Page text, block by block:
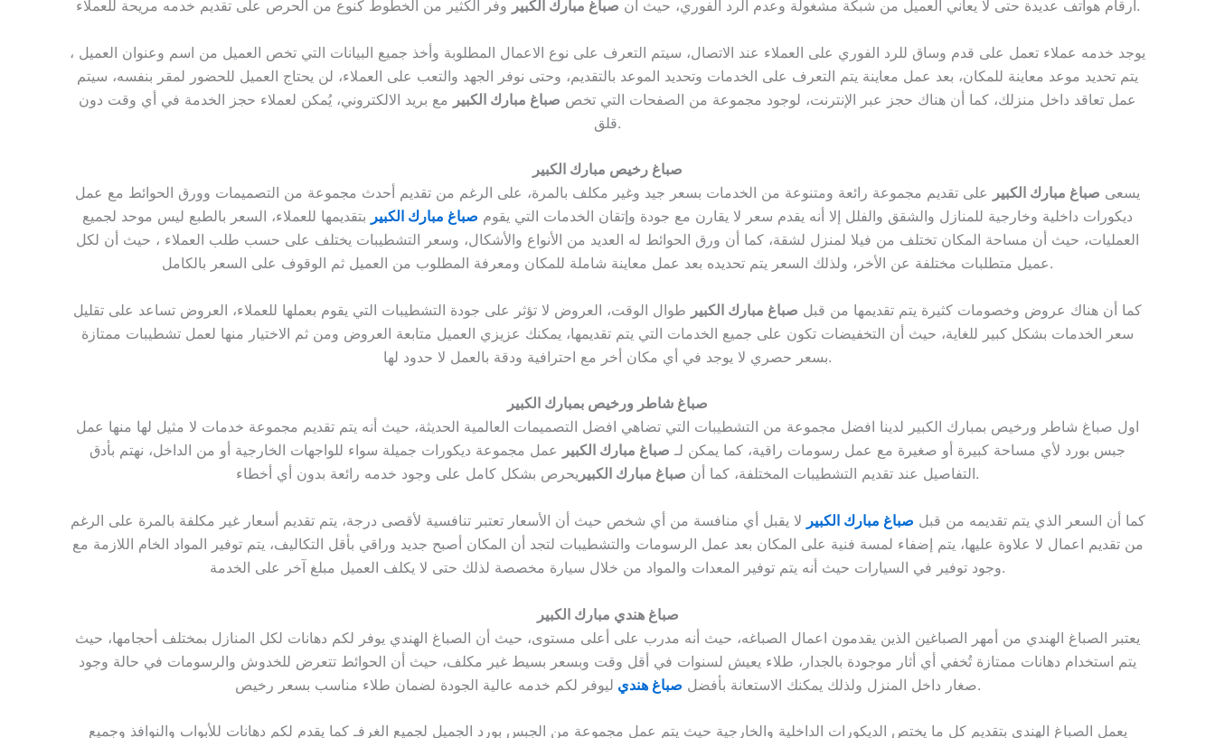
أرقام هواتف عديدة حتى لا يعاني العميل من شبكة مشغولة وعدم الرد الفوري، حيث أن صباغ مبارك الكبير وفر الكثير من الخطوط كنوع من الحرص على تقديم خدمه مريحة للعملاء.
يوجد خدمه عملاء تعمل على قدم وساق للرد الفوري على العملاء عند الاتصال، سيتم التعرف على نوع الاعمال المطلوبة وأخذ جميع البيانات التي تخص العميل من اسم وعنوان العميل ،
يتم تحديد موعد معاينة للمكان، بعد عمل معاينة يتم التعرف على الخدمات وتحديد الموعد بالتقديم، وحتى نوفر الجهد والتعب على العملاء، لن يحتاج العميل للحضور لمقر بنفسه، سيتم
عمل تعاقد داخل منزلك، كما أن هناك حجز عبر الإنترنت، لوجود مجموعة من الصفحات التي تخص صباغ مبارك الكبير مع بريد الالكتروني، يُمكن لعملاء حجز الخدمة في أي وقت دون
قلق.
صباغ رخيص مبارك الكبير
يسعى صباغ مبارك الكبير على تقديم مجموعة رائعة ومتنوعة من الخدمات بسعر جيد وغير مكلف بالمرة، على الرغم من تقديم أحدث مجموعة من التصميمات وورق الحوائط مع عمل
ديكورات داخلية وخارجية للمنازل والشقق والفلل إلا أنه يقدم سعر لا يقارن مع جودة وإتقان الخدمات التي يقوم صباغ مبارك الكبير بتقديمها للعملاء، السعر بالطبع ليس موحد لجميع
العمليات، حيث أن مساحة المكان تختلف من فيلا لمنزل لشقة، كما أن ورق الحوائط له العديد من الأنواع والأشكال، وسعر التشطيبات يختلف على حسب طلب العملاء ، حيث أن لكل
عميل متطلبات مختلفة عن الأخر، ولذلك السعر يتم تحديده بعد عمل معاينة شاملة للمكان ومعرفة المطلوب من العميل ثم الوقوف على السعر بالكامل.
كما أن هناك عروض وخصومات كثيرة يتم تقديمها من قبل صباغ مبارك الكبير طوال الوقت، العروض لا تؤثر على جودة التشطيبات التي يقوم بعملها للعملاء، العروض تساعد على تقليل
سعر الخدمات بشكل كبير للغاية، حيث أن التخفيضات تكون على جميع الخدمات التي يتم تقديمها، يمكنك عزيزي العميل متابعة العروض ومن ثم الاختيار منها لعمل تشطيبات ممتازة
بسعر حصري لا يوجد في أي مكان أخر مع احترافية ودقة بالعمل لا حدود لها.
صباغ شاطر ورخيص بمبارك الكبير
اول صباغ شاطر ورخيص بمبارك الكبير لدينا افضل مجموعة من التشطيبات التي تضاهي افضل التصميمات العالمية الحديثة، حيث أنه يتم تقديم مجموعة خدمات لا مثيل لها منها عمل
جبس بورد لأي مساحة كبيرة أو صغيرة مع عمل رسومات راقية، كما يمكن لـ صباغ مبارك الكبير عمل مجموعة ديكورات جميلة سواء للواجهات الخارجية أو من الداخل، نهتم بأدق
التفاصيل عند تقديم التشطيبات المختلفة، كما أن صباغ مبارك الكبير يحرص بشكل كامل على وجود خدمه رائعة بدون أي أخطاء.
كما أن السعر الذي يتم تقديمه من قبل صباغ مبارك الكبير لا يقبل أي منافسة من أي شخص حيث أن الأسعار تعتبر تنافسية لأقصى درجة، يتم تقديم أسعار غير مكلفة بالمرة على الرغم
من تقديم اعمال لا علاوة عليها، يتم إضفاء لمسة فنية على المكان بعد عمل الرسومات والتشطيبات لتجد أن المكان أصبح جديد وراقي بأقل التكاليف، يتم توفير المواد الخام اللازمة مع
وجود توفير في السيارات حيث أنه يتم توفير المعدات والمواد من خلال سيارة مخصصة لذلك حتى لا يكلف العميل مبلغ آخر على الخدمة.
صباغ هندي مبارك الكبير
يعتبر الصباغ الهندي من أمهر الصباغين الذين يقدمون اعمال الصباغه، حيث أنه مدرب على أعلى مستوى، حيث أن الصباغ الهندي يوفر لكم دهانات لكل المنازل بمختلف أحجامها، حيث
يتم استخدام دهانات ممتازة تُخفي أي أثار موجودة بالجدار، طلاء يعيش لسنوات في أقل وقت وبسعر بسيط غير مكلف، حيث أن الحوائط تتعرض للخدوش والرسومات في حالة وجود
صغار داخل المنزل ولذلك يمكنك الاستعانة بأفضل صباغ هندي ليوفر لكم خدمه عالية الجودة لضمان طلاء مناسب بسعر رخيص.
يعمل الصباغ الهندي بتقديم كل ما يختص الديكورات الداخلية والخارجية حيث يتم عمل مجموعة من الجبس بورد الجميل لجميع الغرفـ كما يقدم لكم دهانات للأبواب والنوافذ وجميع